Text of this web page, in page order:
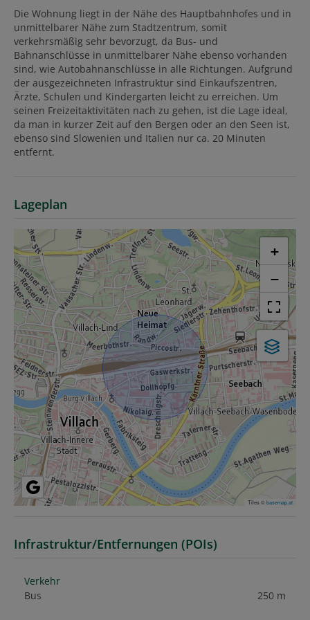
Die Wohnung liegt in der Nähe des Hauptbahnhofes und in
unmittelbarer Nähe zum Stadtzentrum, somit
verkehrsmäßig sehr bevorzugt, da Bus- und
Bahnanschlüsse in unmittelbarer Nähe ebenso vorhanden
sind, wie Autobahnanschlüsse in alle Richtungen. Aufgrund
der ausgezeichneten Infrastruktur sind Einkaufszentren,
Ärzte, Schulen und Kindergarten leicht zu erreichen. Um
seinen Freizeitaktivitäten nach zu gehen, ist die Lage ideal,
da man in kurzer Zeit auf den Bergen oder an den Seen ist,
ebenso sind Slowenien und Italien nur ca. 20 Minuten
entfernt.
Lageplan
+
−
Tiles ©basemap.at
Infrastruktur/Entfernungen (POIs)
Verkehr
Bus
250 m